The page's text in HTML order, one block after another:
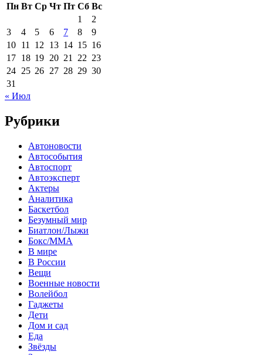
Пн Вт Ср Чт Пт Сб Вс
1
2
3
4 5 6 7 8
9
10 11 12 13 14 15 16
17 18 19 20 21 22 23
24 25 26 27 28 29 30
31
« Июл
Рубрики
Автоновости
Автособытия
Автоспорт
Автоэксперт
Актеры
Аналитика
Баскетбол
Безумный мир
Биатлон/Лыжи
Бокс/MMA
В мире
В России
Вещи
Военные новости
Волейбол
Гаджеты
Дети
Дом и сад
Еда
Звёзды